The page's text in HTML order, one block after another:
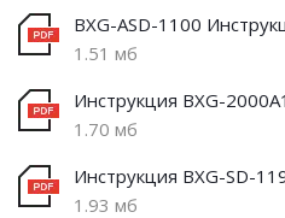
BXG-ASD-1100
1.51 мб
Инструкция BXG-2000А1
1.70 мб
Инструкция BXG-SD-
1.93 мб